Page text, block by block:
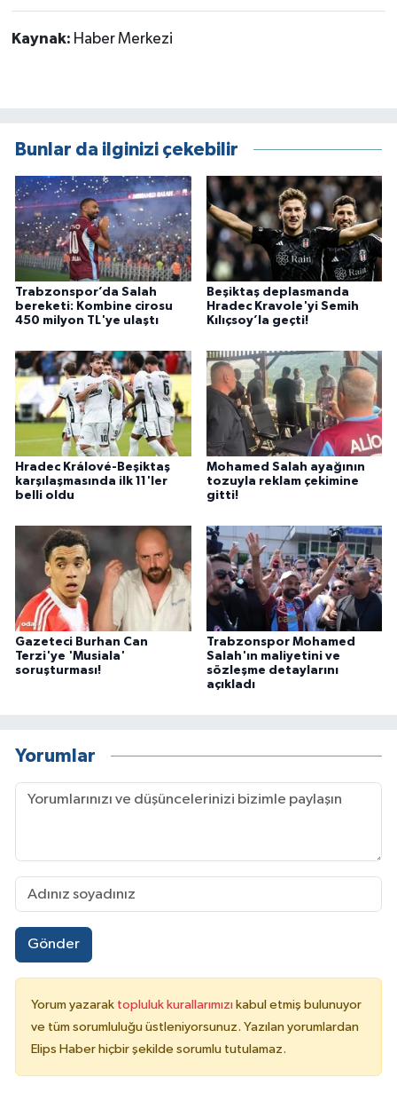
Kaynak: Haber Merkezi
Bunlar da ilginizi çekebilir
Trabzonspor’da Salah
bereketi: Kombine cirosu
450 milyon TL'ye ulaştı
Beşiktaş deplasmanda
Hradec Kravole'yi Semih
Kılıçsoy’la geçti!
Hradec Králové-Beşiktaş
karşılaşmasında ilk 11'ler
belli oldu
Mohamed Salah ayağının
tozuyla reklam çekimine
gitti!
Gazeteci Burhan Can
Terzi'ye 'Musiala'
soruşturması!
Trabzonspor Mohamed
Salah'ın maliyetini ve
sözleşme detaylarını
açıkladı
Yorumlar
Gönder
Yorum yazarak topluluk kurallarımızı kabul etmiş bulunuyor
ve tüm sorumluluğu üstleniyorsunuz. Yazılan yorumlardan
Elips Haber hiçbir şekilde sorumlu tutulamaz.